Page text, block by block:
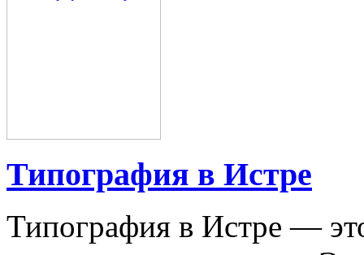
Типография в Истре
Типография в Истре —